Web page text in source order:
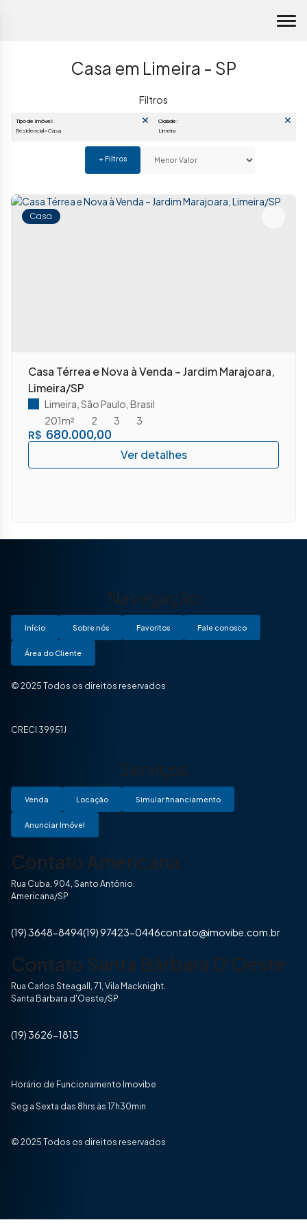
Casa em Limeira - SP
Tipo de Imóvel:
Casa
Casa Térrea e Nova à Venda – Jardim Marajoara,
Limeira/SP
R$ 680.000,00
Limeira São Paulo Brasil
2
3
201m² 3
Navegação
Início Sobre nós Favoritos Fale conosco
Área do Cliente
© 2025 Todos os direitos reservados
CRECI 39951J
Serviços
Venda Locação Simular financiamento
Anunciar Imóvel
Contato Americana
Rua Cuba, 904, Santo Antônio.
Americana/SP
(19) 3648-8494(19) 97423-0446contato@imovibe.com.br
Contato Santa Bárbara D'Oeste
Rua Carlos Steagall, 71, Vila Macknight.
Santa Bárbara d'Oeste/SP
(19) 3626-1813
Horário de Funcionamento Imovibe
Seg a Sexta das 8hrs às 17h30min
© 2025 Todos os direitos reservados